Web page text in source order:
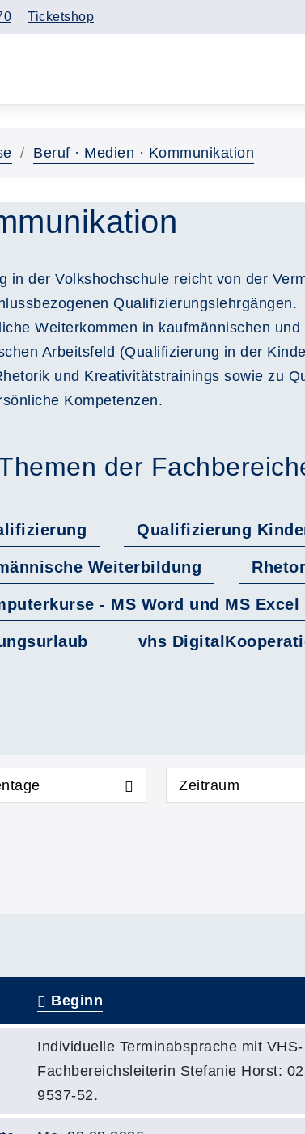
Ticketshop
Beruf · Medien · Kommunikation
in der Volkshochschule reicht von der
Qualifizierungslehrgängen.
Weiterkommen in kaufmännischen
Arbeitsfeld (Qualifizierung in der
und Kreativitätstrainings sowie zu
Kompetenzen.
der
Qualifizierung
Weiterbildung
- MS Word und MS Excel
vhs
Zeitraum
Beginn
Individuelle Terminabsprache mit VHS-
Fachbereichsleiterin Stefanie Horst:
9537-52.